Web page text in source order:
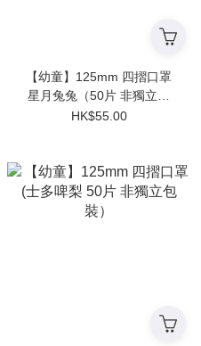
【幼童】125mm 四摺口罩
星月兔兔（50片 非獨立包
裝）
HK$55.00